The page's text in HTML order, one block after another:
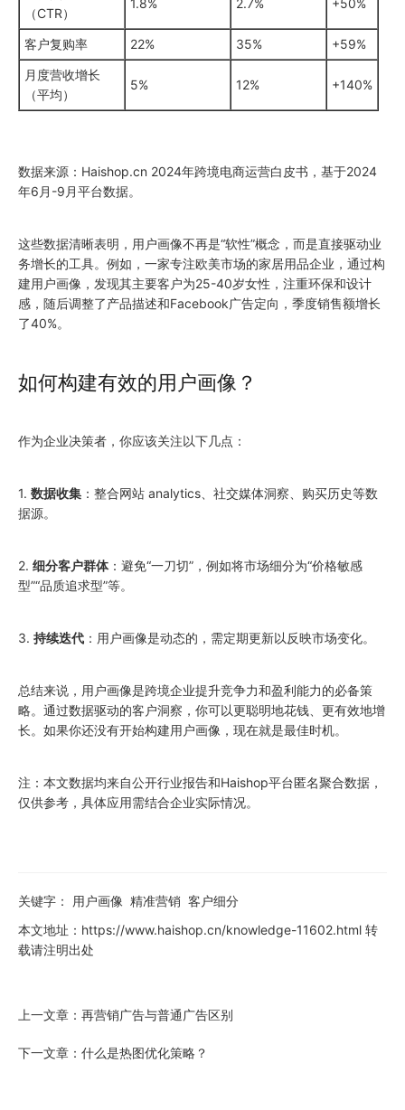
（CTR）
客户复购率 22% 35%
+59%
月度营收增长
（平均）
5% 12% +140%
数据来源：Haishop.cn 2024年跨境电商运营白皮书，基于2024
年6月-9月平台数据。
这些数据清晰表明，用户画像不再是“软性”概念，而是直接驱动业
务增长的工具。例如，一家专注欧美市场的家居用品企业，通过构
建用户画像，发现其主要客户为25-40岁女性，注重环保和设计
感，随后调整了产品描述和Facebook广告定向，季度销售额增长
了40%。
如何构建有效的用户画像？
作为企业决策者，你应该关注以下几点：
1. 数据收集 ：整合网站 analytics、社交媒体洞察、购买历史等数
据源。
2. 细分客户群体：避免“一刀切”，例如将市场细分为“价格敏感
型”“品质追求型”等。
3. 持续迭代 ：用户画像是动态的，需定期更新以反映市场变化。
总结来说，用户画像是跨境企业提升竞争力和盈利能力的必备策
略。通过数据驱动的客户洞察，你可以更聪明地花钱、更有效地增
长。如果你还没有开始构建用户画像，现在就是最佳时机。
注：本文数据均来自公开行业报告和Haishop平台匿名聚合数据，
仅供参考，具体应用需结合企业实际情况。
关键字： 用户画像 精准营销 客户细分
本文地址： https://www.haishop.cn/knowledge-11602.html 转
载请注明出处
上一文章： 再营销广告与普通广告区别
下一文章： 什么是热图优化策略？